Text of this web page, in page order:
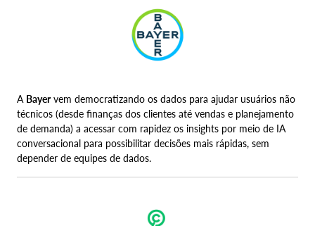
A Bayervem democratizando os dados para ajudar usuários não
técnicos (desde finanças dos clientes até vendas e planejamento
de demanda) a acessar com rapidez os insights por meio de IA
conversacional para possibilitar decisões mais rápidas, sem
depender de equipes de dados.